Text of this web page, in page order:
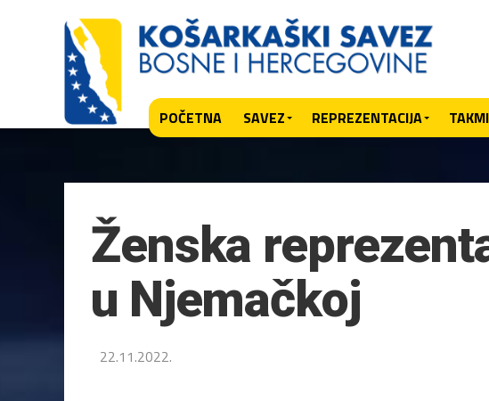
POČETNA SAVEZ REPREZENTACIJA
Ženska
u Njemačkoj
22.11.2022.